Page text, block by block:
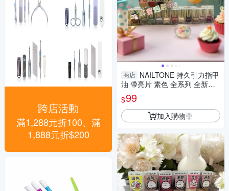
跨店活動
滿1,288元折100、滿
1,888元折$200
商店 NAILTONE 持久引力指甲
油 帶亮片 素色 全系列 全新盒
損
$99
加入購物車